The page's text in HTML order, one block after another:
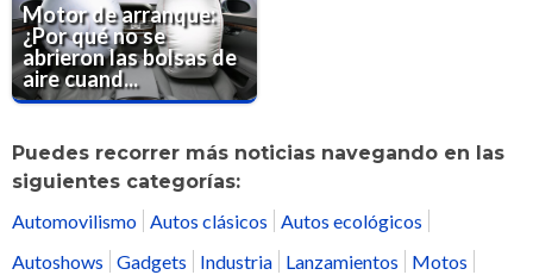
Motor de arranque:
¿Por qué no se
abrieron las bolsas de
aire cuand...
Puedes recorrer más noticias navegando en las
siguientes categorías:
Automovilismo Autos clásicos
Autos ecológicos
Autoshows
Gadgets Industria Lanzamientos
Motos